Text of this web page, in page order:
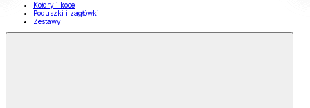
Kołdry i koce
Poduszki i zagłówki
Zestawy